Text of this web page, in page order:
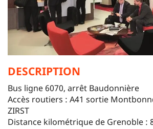
DESCRIPTION
Bus ligne 6070, arrêt Baudonnière
Accès routiers : A41 sortie
ZIRST
Distance kilométrique de Grenoble :